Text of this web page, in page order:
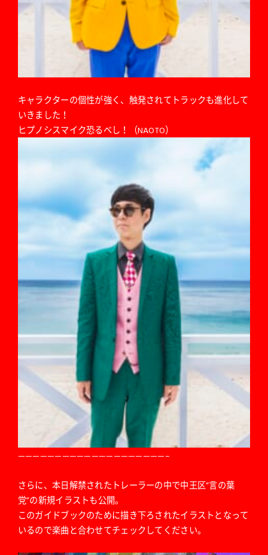
キャラクターの個性が強く、触発されてトラックも進化して
いきました！
ヒプノシスマイク恐るべし！（NAOTO）
————————————————————–
さらに、本日解禁されたトレーラーの中で中王区“言の葉
党”の新規イラストも公開。
このガイドブックのために描き下ろされたイラストとなって
いるので楽曲と合わせてチェックしてください。